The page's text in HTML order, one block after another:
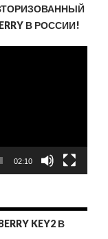
В РОССИИ!
02:10
KEY2 В